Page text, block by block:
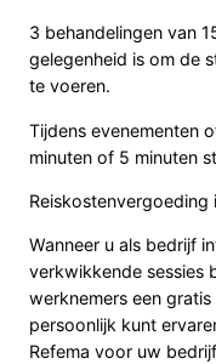
3 behandelingen van
gelegenheid is om de
te voeren.
Tijdens evenementen
minuten of 5 minuten
Reiskostenvergoeding
Wanneer u als bedrijf
verkwikkende sessies
werknemers een
persoonlijk kunt
Refema voor uw